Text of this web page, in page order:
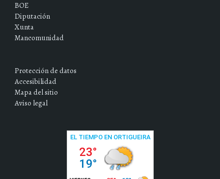
BOE
Diputación
Xunta
Mancomunidad
Protección de datos
Accesibilidad
Mapa del sitio
Aviso legal